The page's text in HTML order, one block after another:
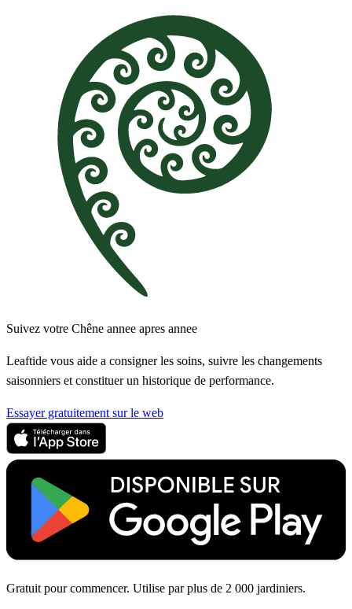
Suivez votre Chêne annee apres annee
Leaftide vous aide a consigner les soins, suivre les changements
saisonniers et constituer un historique de performance.
Essayer gratuitement sur le web
Gratuit pour commencer. Utilise par plus de 2 000 jardiniers.